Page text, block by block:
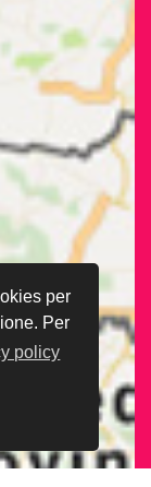
per
Per
policy